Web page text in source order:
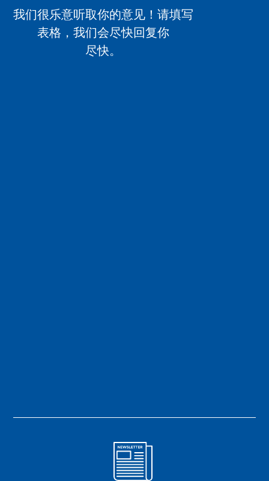
我们很乐意听取你的意见！请填写
表格，我们会尽快回复你
尽快。